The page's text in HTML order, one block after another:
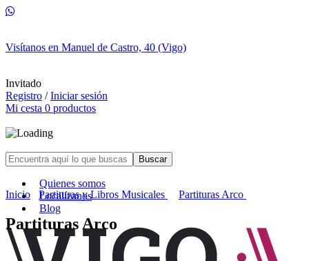
Invitado
Registro /Iniciar sesión
Mi cesta 0 productos
Quienes somos
Localízanos
Blog
Inicio Partituras y Libros Musicales Partituras Arco
Partituras Arco